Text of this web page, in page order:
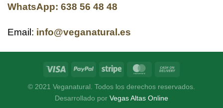
WhatsApp: 638 56 48 48
Email: info@veganatural.es
© 2021 Veganatural. Todos los derechos reservados.
Desarrollado por Vegas Altas Online